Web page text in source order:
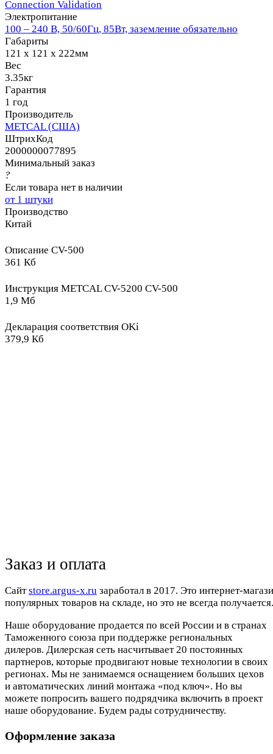
Connection Validation
Электропитание
100 – 240 В, 50/60Гц, 85Вт, заземление обязательно
Габариты
121 x 121 x 222мм
Вес
3.35кг
Гарантия
1 год
Производитель
METCAL (США)
ШтрихКод
2000000077895
Минимальный заказ
?
Если товара нет в наличии
от 1 штуки
Производство
Китай
Описание CV-500
361 Кб
Инструкция METCAL CV-5200 CV-500
1,9 Мб
Декларация соответствия OKi
379,9 Кб
Заказ и оплата
Cайтstore.argus-x.ru заработал в 2017. Это интернет-
популярных товаров на складе, но это не всегда
Наше оборудование продается по всей России и в странах
Таможенного союза при поддержке региональных
дилеров. Дилерская сеть насчитывает 20 постоянных
партнеров, которые продвигают новые технологии в своих
регионах. Мы не занимаемся оснащением больших цехов
и автоматических линий монтажа «под ключ». Но вы
можете попросить вашего подрядчика включить в проект
наше оборудование. Будем рады сотрудничеству.
Оформление заказа